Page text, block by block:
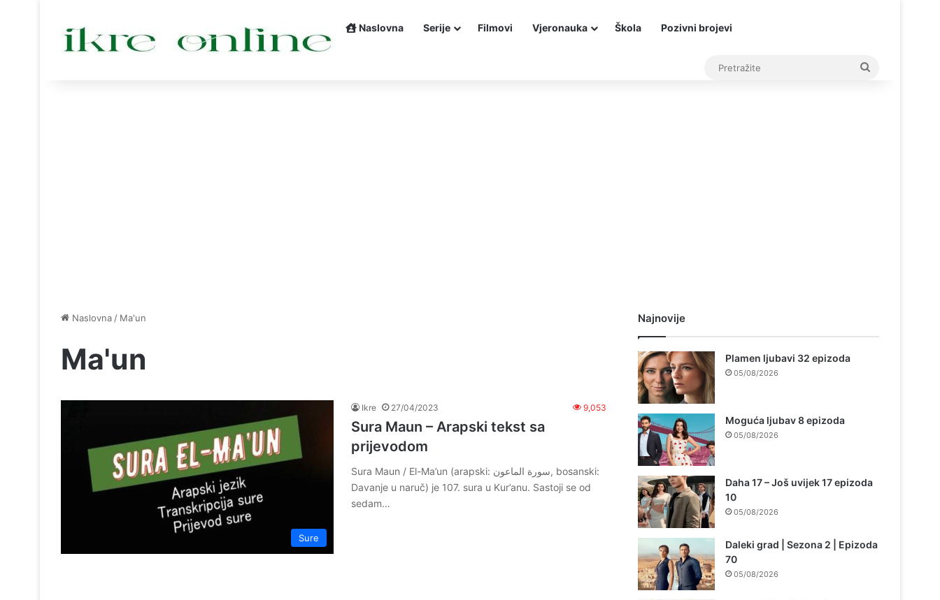
Naslovna Serije Filmovi Vjeronauka Škola Pozivni brojevi
Naslovna / Ma'un
Ma'un
Sure
Ikre 27/04/2023 9,053
Sura Maun – Arapski tekst sa
prijevodom
Sura Maun / El-Ma’un (arapski: سورة الماعون, bosanski:
Davanje u naruč) je 107. sura u Kur’anu. Sastoji se od
sedam…
Najnovije
Plamen ljubavi 32 epizoda
05/08/2026
Moguća ljubav 8 epizoda
05/08/2026
Daha 17 – Još uvijek 17 epizoda
10
05/08/2026
Daleki grad | Sezona 2 | Epizoda
70
05/08/2026